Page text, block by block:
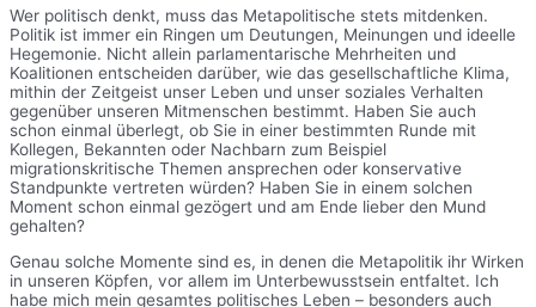
Wer politisch denkt, muss das Metapolitische stets mitdenken.
Politik ist immer ein Ringen um Deutungen, Meinungen und ideelle
Hegemonie. Nicht allein parlamentarische Mehrheiten und
Koalitionen entscheiden darüber, wie das gesellschaftliche Klima,
mithin der Zeitgeist unser Leben und unser soziales Verhalten
gegenüber unseren Mitmenschen bestimmt. Haben Sie auch
schon einmal überlegt, ob Sie in einer bestimmten Runde mit
Kollegen, Bekannten oder Nachbarn zum Beispiel
migrationskritische Themen ansprechen oder konservative
Standpunkte vertreten würden? Haben Sie in einem solchen
Moment schon einmal gezögert und am Ende lieber den Mund
gehalten?
Genau solche Momente sind es, in denen die Metapolitik ihr Wirken
in unseren Köpfen, vor allem im Unterbewusstsein entfaltet. Ich
habe mich mein gesamtes politisches Leben – besonders auch